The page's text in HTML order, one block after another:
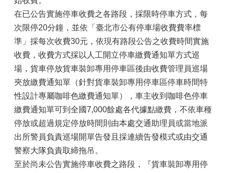
在已公告實施停車收費之各路段，採限時停車方式，每
次限停20分鐘，並依「臺北市公有停車場收費費率標
準」採每次收費30元，依現有路段公告之收費時間實施
收費，收費方式採以人工開立停車繳費通知單方式巡
場，貨車停放貨車裝卸專用停車區後由收費管理員巡場
夾放繳費通知單（針對貨車裝卸專用停車區停車時間特
性設計專屬咖啡色繳費通知單），車主收到咖啡色停車
繳費通知單可到全國7,000餘處各代據點繳費，不依車種
停放或超過規定停放時間則由本處交通助理員或當地派
出所警員負責巡場開單告發且採連續告發模式或由交通
警察大隊負責取締拖吊。
至於尚未公告實施停車收費之路段，『貨車裝卸專用停